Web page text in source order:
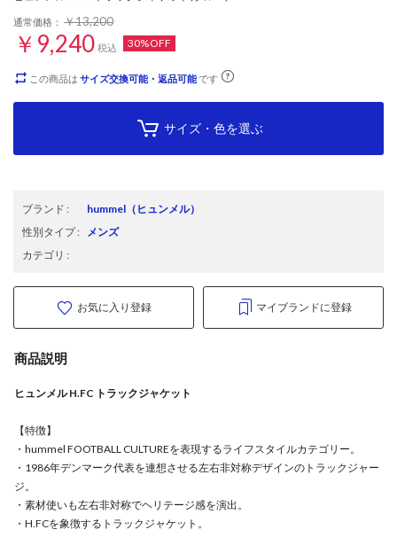
通常価格： ￥13,200
￥9,240 税込 30%OFF
この商品は サイズ交換可能・返品可能です
サイズ・色を選ぶ
ブランド : hummel （ヒュンメル）
性別タイプ: メンズ
カテゴリ :
お気に入り登録 マイブランドに登録
商品説明
ヒュンメル H.FC トラックジャケット
【特徴】
・hummel FOOTBALL CULTUREを表現するライフスタイルカテゴリー。
・1986年デンマーク代表を連想させる左右非対称デザインのトラックジャー
ジ。
・素材使いも左右非対称でヘリテージ感を演出。
・H.FCを象徴するトラックジャケット。